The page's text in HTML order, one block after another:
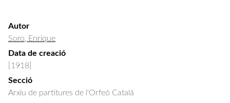
Autor
Soro, Enrique
Data de creació
[1918]
Secció
Arxiu de partitures de l'Orfeó Català